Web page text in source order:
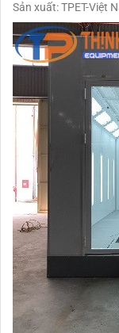
Sản xuất: TPET-Việt